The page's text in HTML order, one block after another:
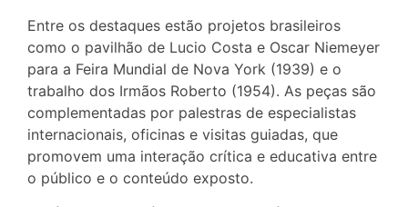
Entre os destaques estão projetos brasileiros
como o pavilhão de Lucio Costa e Oscar Niemeyer
para a Feira Mundial de Nova York (1939) e o
trabalho dos Irmãos Roberto (1954). As peças são
complementadas por palestras de especialistas
internacionais, oficinas e visitas guiadas, que
promovem uma interação crítica e educativa entre
o público e o conteúdo exposto.